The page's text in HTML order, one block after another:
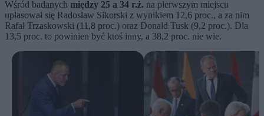
Wśród badanych między 25 a 34 r.ż. na pierwszym miejscu
uplasował się Radosław Sikorski z wynikiem 12,6 proc., a za nim
Rafał Trzaskowski (11,8 proc.) oraz Donald Tusk (9,2 proc.). Dla
13,5 proc. to powinien być ktoś inny, a 38,2 proc. nie wie.